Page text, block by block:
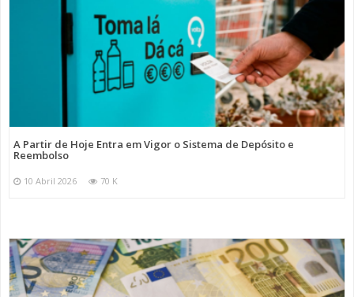
A Partir de Hoje Entra em Vigor o Sistema de Depósito e
Reembolso
10 Abril 2026 70 K